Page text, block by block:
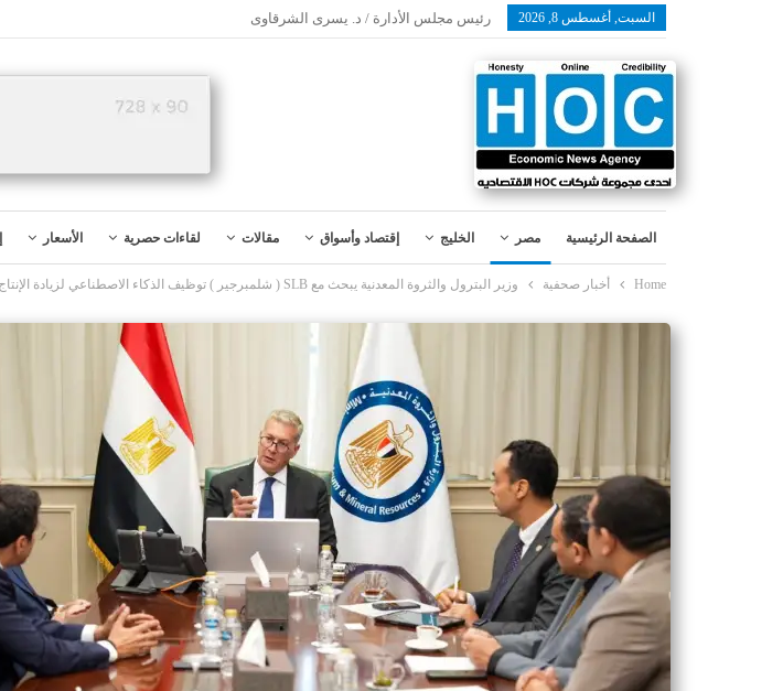
السبت, أغسطس 8, 2026 رئيس مجلس الأدارة / د. يسرى الشرقاوى
الصفحة الرئيسية مصر الخليج إقتصاد وأسواق مقالات لقاءات حصرية الأسعار
Home أخبار صحفية وزير البترول والثروة المعدنية يبحث مع SLB ( شلمبرجير ) توظيف الذكاء الاصطناعي لزيادة الإنتاج